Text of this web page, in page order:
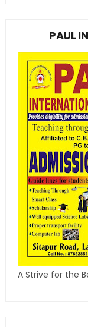
PAUL
A Strive for the